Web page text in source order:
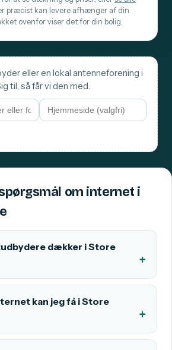
præcist kan levere afhænger af din
ovenfor viser det for din bolig.
eller en lokal antenneforening i
til, så får vi den med.
om internet i
dækker i Store
kan jeg få i Store